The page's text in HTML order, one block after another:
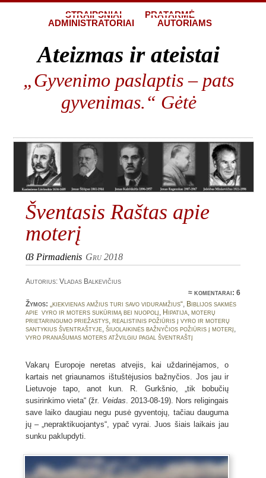
STRAIPSNIAI
PRATARMĖ
ADMINISTRATORIAI
AUTORIAMS
Ateizmas ir ateistai
„Gyvenimo paslaptis – pats
gyvenimas.“ Gėtė
Šventasis Raštas apie
moterį
03 Pirmadienis Gru 2018
Autorius: Vladas Balkevičius
≈komentarai: 6
Žymos: „kiekvienas amžius turi savo viduramžius“, Biblijos sakmės
apie vyro ir moters sukūrimą bei nuopolį, Hipatija, moterų
prietaringumo priežastys, realistinis požiūris į vyro ir moterų
santykius šventraštyje, šiuolaikinės bažnyčios požiūris į moterį,
vyro pranašumas moters atžvilgiu pagal šventraštį
Vakarų Europoje neretas atvejis, kai uždarinėjamos, o
kartais net griaunamos ištuštėjusios bažnyčios. Jos jau ir
Lietuvoje tapo, anot kun. R. Gurkšnio, „tik bobučių
susirinkimo vieta“ (žr. Veidas. 2013-08-19). Nors religingais
save laiko daugiau negu pusė gyventojų, tačiau dauguma
jų – „nepraktikuojantys“, ypač vyrai. Juos šiais laikais jau
sunku paklupdyti.